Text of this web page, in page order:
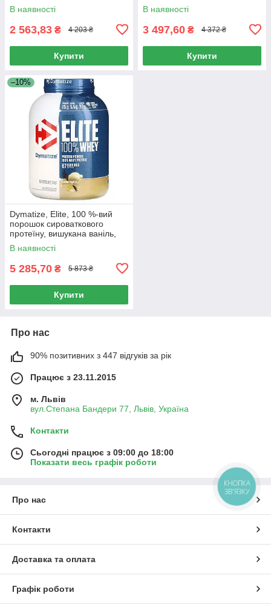
В наявності
2 563,83 ₴ 4 203 ₴
Купити
В наявності
3 497,60 ₴ 4 372 ₴
Купити
–10%
Dymatize, Elite, 100 %-вий
порошок сироваткового
протеїну, вишукана ваніль,
2,3 кг (5 фунтів)
В наявності
5 285,70 ₴ 5 873 ₴
Купити
Про нас
90% позитивних з 447 відгуків за рік
Працює з 23.11.2015
м. Львів
вул.Степана Бандери 77, Львів, Україна
Контакти
Сьогодні працює з 09:00 до 18:00
Показати весь графік роботи
Про нас
Контакти
Доставка та оплата
Графік роботи
КНОПКА
ЗВ'ЯЗКУ